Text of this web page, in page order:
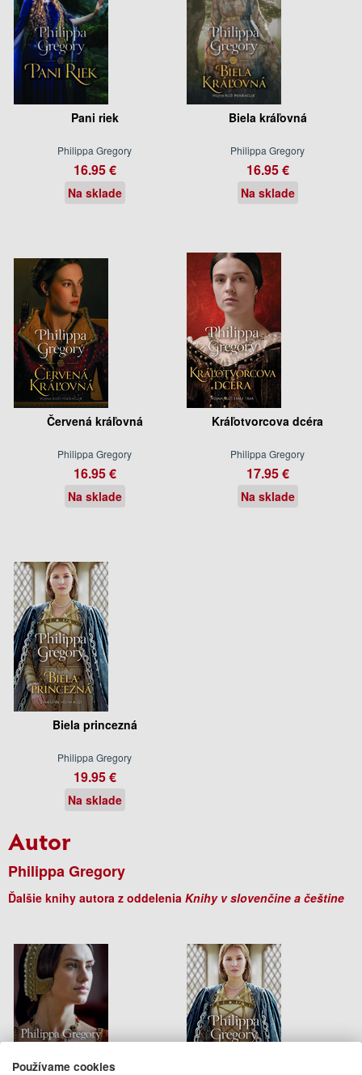
Pani riek
Philippa Gregory
16.95 €
Na sklade
Biela kráľovná
Philippa Gregory
16.95 €
Na sklade
Červená kráľovná
Philippa Gregory
16.95 €
Na sklade
Kráľotvorcova dcéra
Philippa Gregory
17.95 €
Na sklade
Biela princezná
Philippa Gregory
19.95 €
Na sklade
Autor
Philippa Gregory
Ďalšie knihy autora z oddelenia Knihy v slovenčine a češtine
Používame cookies